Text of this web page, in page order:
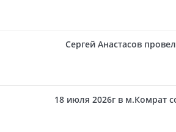
Сергей Анастасов
18 июля 2026г в м.Комрат